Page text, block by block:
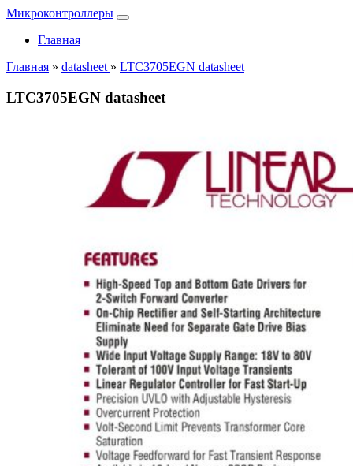
Микроконтроллеры
Главная
Главная » datasheet » LTC3705EGN datasheet
LTC3705EGN datasheet